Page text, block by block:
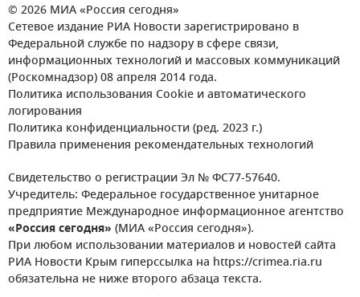
© 2026 МИА «Россия сегодня»
Сетевое издание РИА Новости зарегистрировано в
Федеральной службе по надзору в сфере связи,
информационных технологий и массовых коммуникаций
(Роскомнадзор) 08 апреля 2014 года.
Политика использования Cookie и автоматического
логирования
Политика конфиденциальности (ред. 2023 г.)
Правила применения рекомендательных технологий
Свидетельство о регистрации Эл № ФС77-57640.
Учредитель: Федеральное государственное унитарное
предприятие Международное информационное агентство
«Россия сегодня» (МИА «Россия сегодня»).
При любом использовании материалов и новостей сайта
РИА Новости Крым гиперссылка на https://crimea.ria.ru
обязательна не ниже второго абзаца текста.